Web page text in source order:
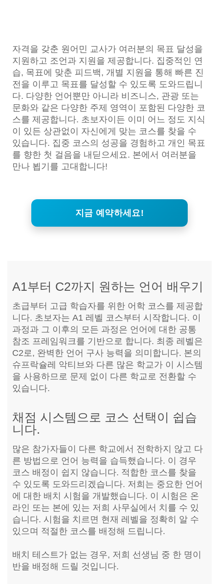
자격을 갖춘 원어민 교사가 여러분의 목표 달성을
지원하고 조언과 지원을 제공합니다. 집중적인 연
습, 목표에 맞춘 피드백, 개별 지원을 통해 빠른 진
전을 이루고 목표를 달성할 수 있도록 도와드립니
다. 다양한 언어뿐만 아니라 비즈니스, 관광 또는
문화와 같은 다양한 주제 영역이 포함된 다양한 코
스를 제공합니다. 초보자이든 이미 어느 정도 지식
이 있든 상관없이 자신에게 맞는 코스를 찾을 수
있습니다. 집중 코스의 성공을 경험하고 개인 목표
를 향한 첫 걸음을 내딛으세요. 본에서 여러분을
만나 뵙기를 고대합니다!
지금 예약하세요!
A1부터 C2까지 원하는 언어 배우기
초급부터 고급 학습자를 위한 어학 코스를 제공합
니다. 초보자는 A1 레벨 코스부터 시작합니다. 이
과정과 그 이후의 모든 과정은 언어에 대한 공통
참조 프레임워크를 기반으로 합니다. 최종 레벨은
C2로, 완벽한 언어 구사 능력을 의미합니다. 본의
슈프락슐레 악티브와 다른 많은 학교가 이 시스템
을 사용하므로 문제 없이 다른 학교로 전환할 수
있습니다.
채점 시스템으로 코스 선택이 쉽습
니다.
많은 참가자들이 다른 학교에서 전학하지 않고 다
른 방법으로 언어 능력을 습득했습니다. 이 경우
코스 배정이 쉽지 않습니다. 적합한 코스를 찾을
수 있도록 도와드리겠습니다. 저희는 중요한 언어
에 대한 배치 시험을 개발했습니다. 이 시험은 온
라인 또는 본에 있는 저희 사무실에서 치를 수 있
습니다. 시험을 치르면 현재 레벨을 정확히 알 수
있으며 적절한 코스를 배정해 드립니다.
배치 테스트가 없는 경우, 저희 선생님 중 한 명이
반을 배정해 드릴 것입니다.